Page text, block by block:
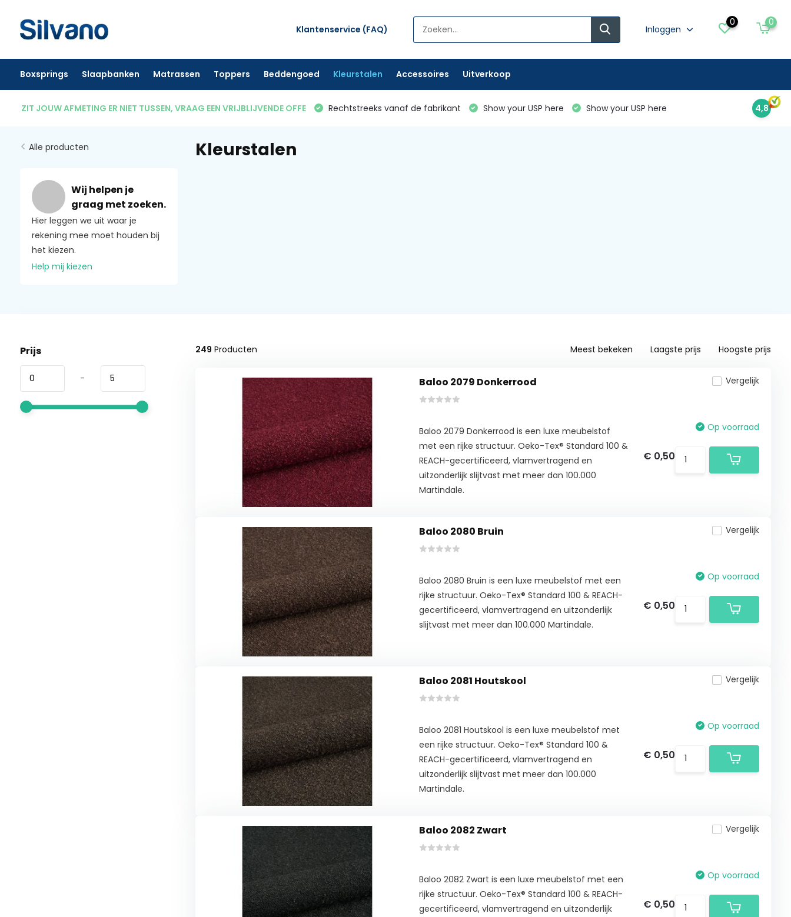
Klantenservice (FAQ) Inloggen
0 0
Boxsprings Slaapbanken Matrassen Toppers Beddengoed Kleurstalen Accessoires Uitverkoop
ZIT JOUW AFMETING ER NIET TUSSEN, VRAAG EEN VRIJBLIJVENDE OFFE Rechtstreeks vanaf de fabrikant Show your USP here Show your USP here 4,8
Alle producten
Wij helpen je
graag met zoeken.
Hier leggen we uit waar je
rekening mee moet houden bij
het kiezen.
Help mij kiezen
Kleurstalen
Prijs
-
249 Producten Meest bekeken Laagste prijs Hoogste prijs
Baloo 2079 Donkerrood
Baloo 2079 Donkerrood is een luxe meubelstof
met een rijke structuur. Oeko-Tex® Standard 100 &
REACH-gecertificeerd, vlamvertragend en
uitzonderlijk slijtvast met meer dan 100.000
Martindale.
Vergelijk
Op voorraad
€ 0,50
Baloo 2080 Bruin
Baloo 2080 Bruin is een luxe meubelstof met een
rijke structuur. Oeko-Tex® Standard 100 & REACH-
gecertificeerd, vlamvertragend en uitzonderlijk
slijtvast met meer dan 100.000 Martindale.
Vergelijk
Op voorraad
€ 0,50
Baloo 2081 Houtskool
Baloo 2081 Houtskool is een luxe meubelstof met
een rijke structuur. Oeko-Tex® Standard 100 &
REACH-gecertificeerd, vlamvertragend en
uitzonderlijk slijtvast met meer dan 100.000
Martindale.
Vergelijk
Op voorraad
€ 0,50
Baloo 2082 Zwart
Baloo 2082 Zwart is een luxe meubelstof met een
rijke structuur. Oeko-Tex® Standard 100 & REACH-
gecertificeerd, vlamvertragend en uitzonderlijk
Vergelijk
Op voorraad
€ 0,50